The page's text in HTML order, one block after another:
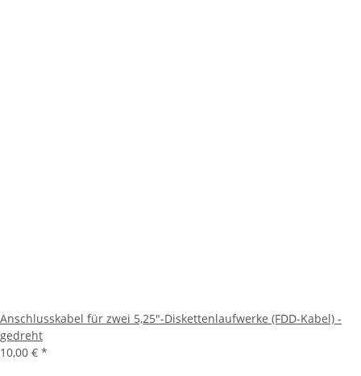
Anschlusskabel für zwei 5,25"-Diskettenlaufwerke (FDD-Kabel) -
gedreht
10,00 € *